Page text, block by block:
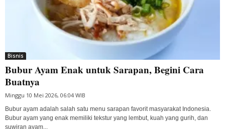
Bisnis
Bubur Ayam Enak untuk Sarapan, Begini Cara
Buatnya
Minggu 10 Mei 2026, 06:04 WIB
Bubur ayam adalah salah satu menu sarapan favorit masyarakat Indonesia.
Bubur ayam yang enak memiliki tekstur yang lembut, kuah yang gurih, dan
suwiran ayam...